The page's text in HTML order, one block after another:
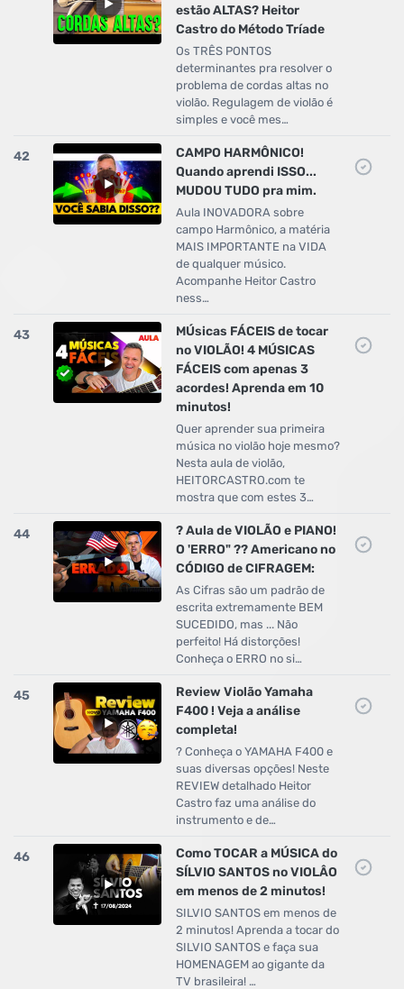
estão ALTAS? Heitor
Castro do Método Tríade
Os TRÊS PONTOS
determinantes pra resolver o
problema de cordas altas no
violão. Regulagem de violão é
simples e você mes…
42
CAMPO HARMÔNICO!
Quando aprendi ISSO...
MUDOU TUDO pra mim.
Aula INOVADORA sobre
campo Harmônico, a matéria
MAIS IMPORTANTE na VIDA
de qualquer músico.
Acompanhe Heitor Castro
ness…
43
MÚsicas FÁCEIS de tocar
no VIOLÃO! 4 MÚSICAS
FÁCEIS com apenas 3
acordes! Aprenda em 10
minutos!
Quer aprender sua primeira
música no violão hoje mesmo?
Nesta aula de violão,
HEITORCASTRO.com te
mostra que com estes 3…
44
? Aula de VIOLÃO e PIANO!
O 'ERRO" ?? Americano no
CÓDIGO de CIFRAGEM:
As Cifras são um padrão de
escrita extremamente BEM
SUCEDIDO, mas ... Não
perfeito! Há distorções!
Conheça o ERRO no si…
45
Review Violão Yamaha
F400 ! Veja a análise
completa!
? Conheça o YAMAHA F400 e
suas diversas opções! Neste
REVIEW detalhado Heitor
Castro faz uma análise do
instrumento e de…
46
Como TOCAR a MÚSICA do
SÍLVIO SANTOS no VIOLÂO
em menos de 2 minutos!
SILVIO SANTOS em menos de
2 minutos! Aprenda a tocar do
SILVIO SANTOS e faça sua
HOMENAGEM ao gigante da
TV brasileira! …